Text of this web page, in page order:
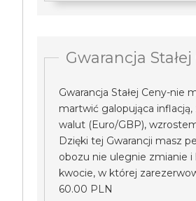
Gwarancja
Gwarancja Stałej Ceny-nie
martwić galopująca
walut (Euro/GBP),
Dzięki tej Gwarancji masz
obozu nie ulegnie zmianie i
kwocie, w której
60.00 PLN